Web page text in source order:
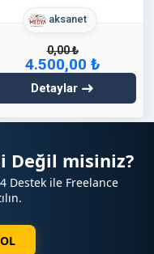
aksanet
0,00 ₺
4.500,00 ₺
Detaylar
Değil misiniz?
Destek ile Freelance